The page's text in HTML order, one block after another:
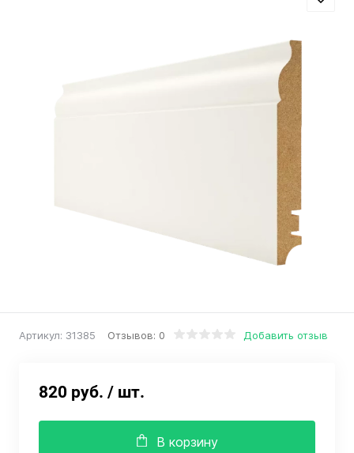
Отзывов: 0 Добавить отзыв
Артикул: 31385
820 руб. / шт.
В корзину